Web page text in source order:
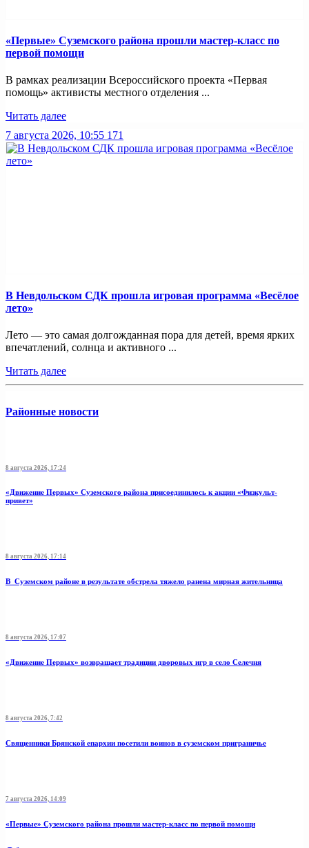
«Первые» Суземского района прошли мастер-класс по
первой помощи
В рамках реализации Всероссийского проекта «Первая
помощь» активисты местного отделения ...
Читать далее
7 августа 2026, 10:55 171
В Невдольском СДК прошла игровая программа «Весёлое
лето»
Лето — это самая долгожданная пора для детей, время ярких
впечатлений, солнца и активного ...
Читать далее
Районные новости
8 августа 2026, 17:24
«Движение Первых» Суземского района присоединилось к акции «Физкульт-
привет»
8 августа 2026, 17:14
В Суземском районе в результате обстрела тяжело ранена мирная жительница
8 августа 2026, 17:07
«Движение Первых» возвращает традиции дворовых игр в село Селечня
8 августа 2026, 7:42
Священники Брянской епархии посетили воинов в суземском приграничье
7 августа 2026, 14:09
«Первые» Суземского района прошли мастер-класс по первой помощи